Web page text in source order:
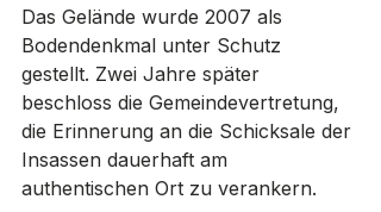
Das Gelände wurde 2007 als
Bodendenkmal unter Schutz
gestellt. Zwei Jahre später
beschloss die Gemeindevertretung,
die Erinnerung an die Schicksale der
Insassen dauerhaft am
authentischen Ort zu verankern.